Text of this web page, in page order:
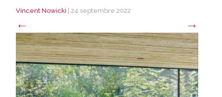
Vincent Nowicki 24 septembre 2022
← →